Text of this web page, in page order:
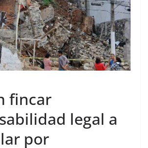
fincar
legal a
por